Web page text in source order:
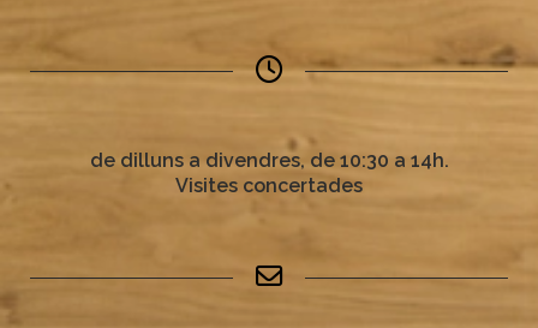
de dilluns a divendres, de 10:30 a 14h.
Visites concertades